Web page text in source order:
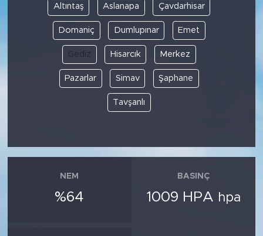
Altıntaş Aslanapa Çavdarhisar
Domaniç Dumlupınar Emet
Gediz Hisarcık Merkez
Pazarlar Simav Şaphane
Tavşanlı
NEM
%64
BASINÇ
1009 HPA hpa